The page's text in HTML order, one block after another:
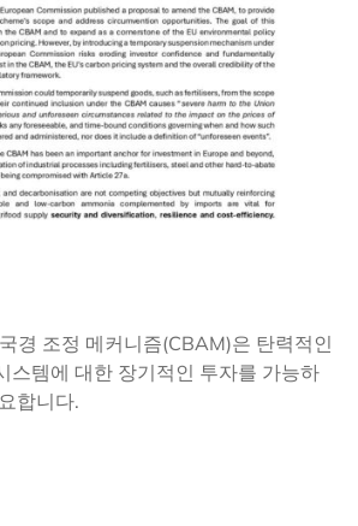
경 조정 메커니즘(CBAM)은 탄력적인
스템에 대한 장기적인 투자를 가능하
합니다.